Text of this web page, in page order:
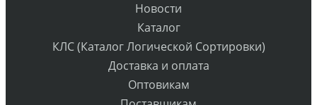
Новости
Каталог
КЛС (Каталог Логической Сортировки)
Доставка и оплата
Оптовикам